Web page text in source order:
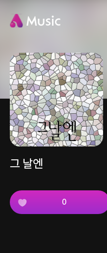
그 날엔
0